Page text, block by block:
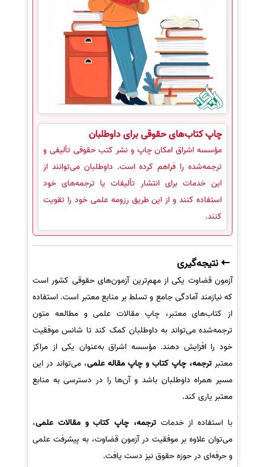
چاپ کتاب‌های حقوقی برای داوطلبان
مؤسسه اشراق امکان چاپ و نشر کتب حقوقی تألیفی و
ترجمه‌شده را فراهم کرده است. داوطلبان می‌توانند از
این خدمات برای انتشار تألیفات یا ترجمه‌های خود
استفاده کنند و از این طریق رزومه علمی خود را تقویت
کنند.
نتیجه‌گیری
آزمون قضاوت یکی از مهم‌ترین آزمون‌های حقوقی کشور است
که نیازمند آمادگی جامع و تسلط بر منابع معتبر است. استفاده
از کتاب‌های معتبر، چاپ مقالات علمی و مطالعه متون
ترجمه‌شده می‌تواند به داوطلبان کمک کند تا شانس موفقیت
خود را افزایش دهند. مؤسسه اشراق به‌عنوان یکی از مراکز
معتبر ترجمه، چاپ کتاب و چاپ مقاله علمی، می‌تواند در این
مسیر همراه داوطلبان باشد و آن‌ها را در دسترسی به منابع
معتبر یاری کند.
با استفاده از خدماتترجمه، چاپ کتاب و مقالات علمی،
می‌توان علاوه بر موفقیت در آزمون قضاوت، به پیشرفت علمی
و حرفه‌ای در حوزه حقوق نیز دست یافت.